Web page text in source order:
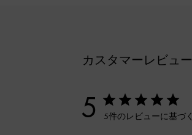
カスタマーレビュー
5 5件のレビューに基づく